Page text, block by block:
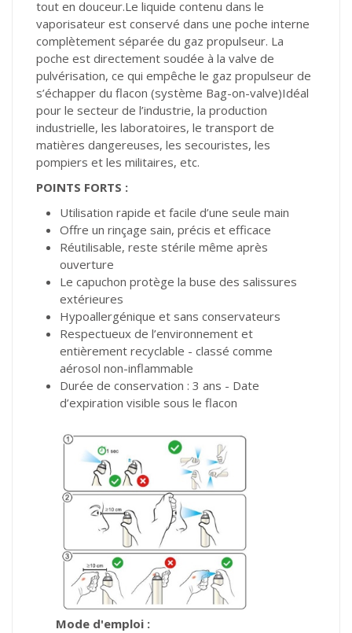
tout en douceur.Le liquide contenu dans le
vaporisateur est conservé dans une poche interne
complètement séparée du gaz propulseur. La
poche est directement soudée à la valve de
pulvérisation, ce qui empêche le gaz propulseur de
s’échapper du flacon (système Bag-on-valve)Idéal
pour le secteur de l’industrie, la production
industrielle, les laboratoires, le transport de
matières dangereuses, les secouristes, les
pompiers et les militaires, etc.
POINTS FORTS :
Utilisation rapide et facile d’une seule main
Offre un rinçage sain, précis et efficace
Réutilisable, reste stérile même après
ouverture
Le capuchon protège la buse des salissures
extérieures
Hypoallergénique et sans conservateurs
Respectueux de l’environnement et
entièrement recyclable - classé comme
aérosol non-inflammable
Durée de conservation : 3 ans - Date
d’expiration visible sous le flacon
Mode d'emploi :